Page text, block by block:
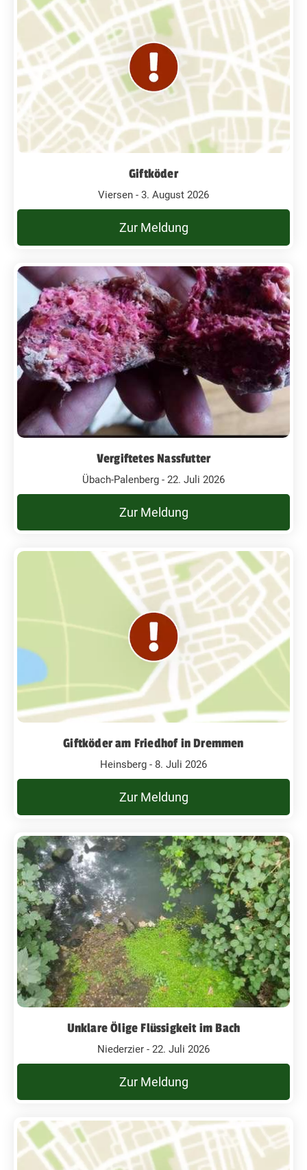
Giftköder
Viersen - 3. August 2026
Zur Meldung
Vergiftetes Nassfutter
Übach-Palenberg - 22. Juli 2026
Zur Meldung
Giftköder am Friedhof in Dremmen
Heinsberg - 8. Juli 2026
Zur Meldung
Unklare Ölige Flüssigkeit im Bach
Niederzier - 22. Juli 2026
Zur Meldung